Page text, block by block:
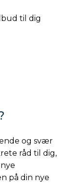
til dig
og svær
råd til dig,
på din nye